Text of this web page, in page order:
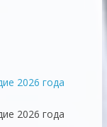
2026 года
2026 года